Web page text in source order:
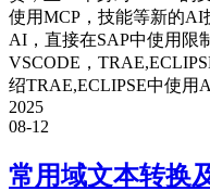
使用MCP，技能等新的AI
AI，直接在SAP中使用限
VSCODE，
绍TRAE,ECLIPSE中使用
2025
08-12
常用域文本转换